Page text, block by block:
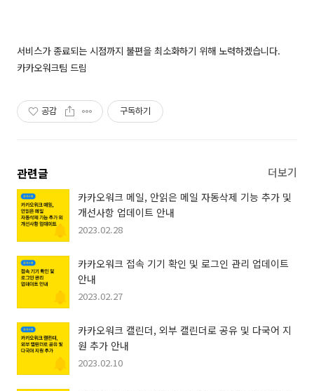
서비스가 종료되는 시점까지 불편을 최소화하기 위해 노력하겠습니다.
카카오워크팀 드림
공감 구독하기
관련글 더보기
카카오워크 메일, 안읽은 메일 자동삭제 기능 추가 및
개선사항 업데이트 안내
2023.02.28
카카오워크 접속 기기 확인 및 로그인 관리 업데이트
안내
2023.02.27
카카오워크 캘린더, 외부 캘린더로 공유 및 다국어 지
원 추가 안내
2023.02.10